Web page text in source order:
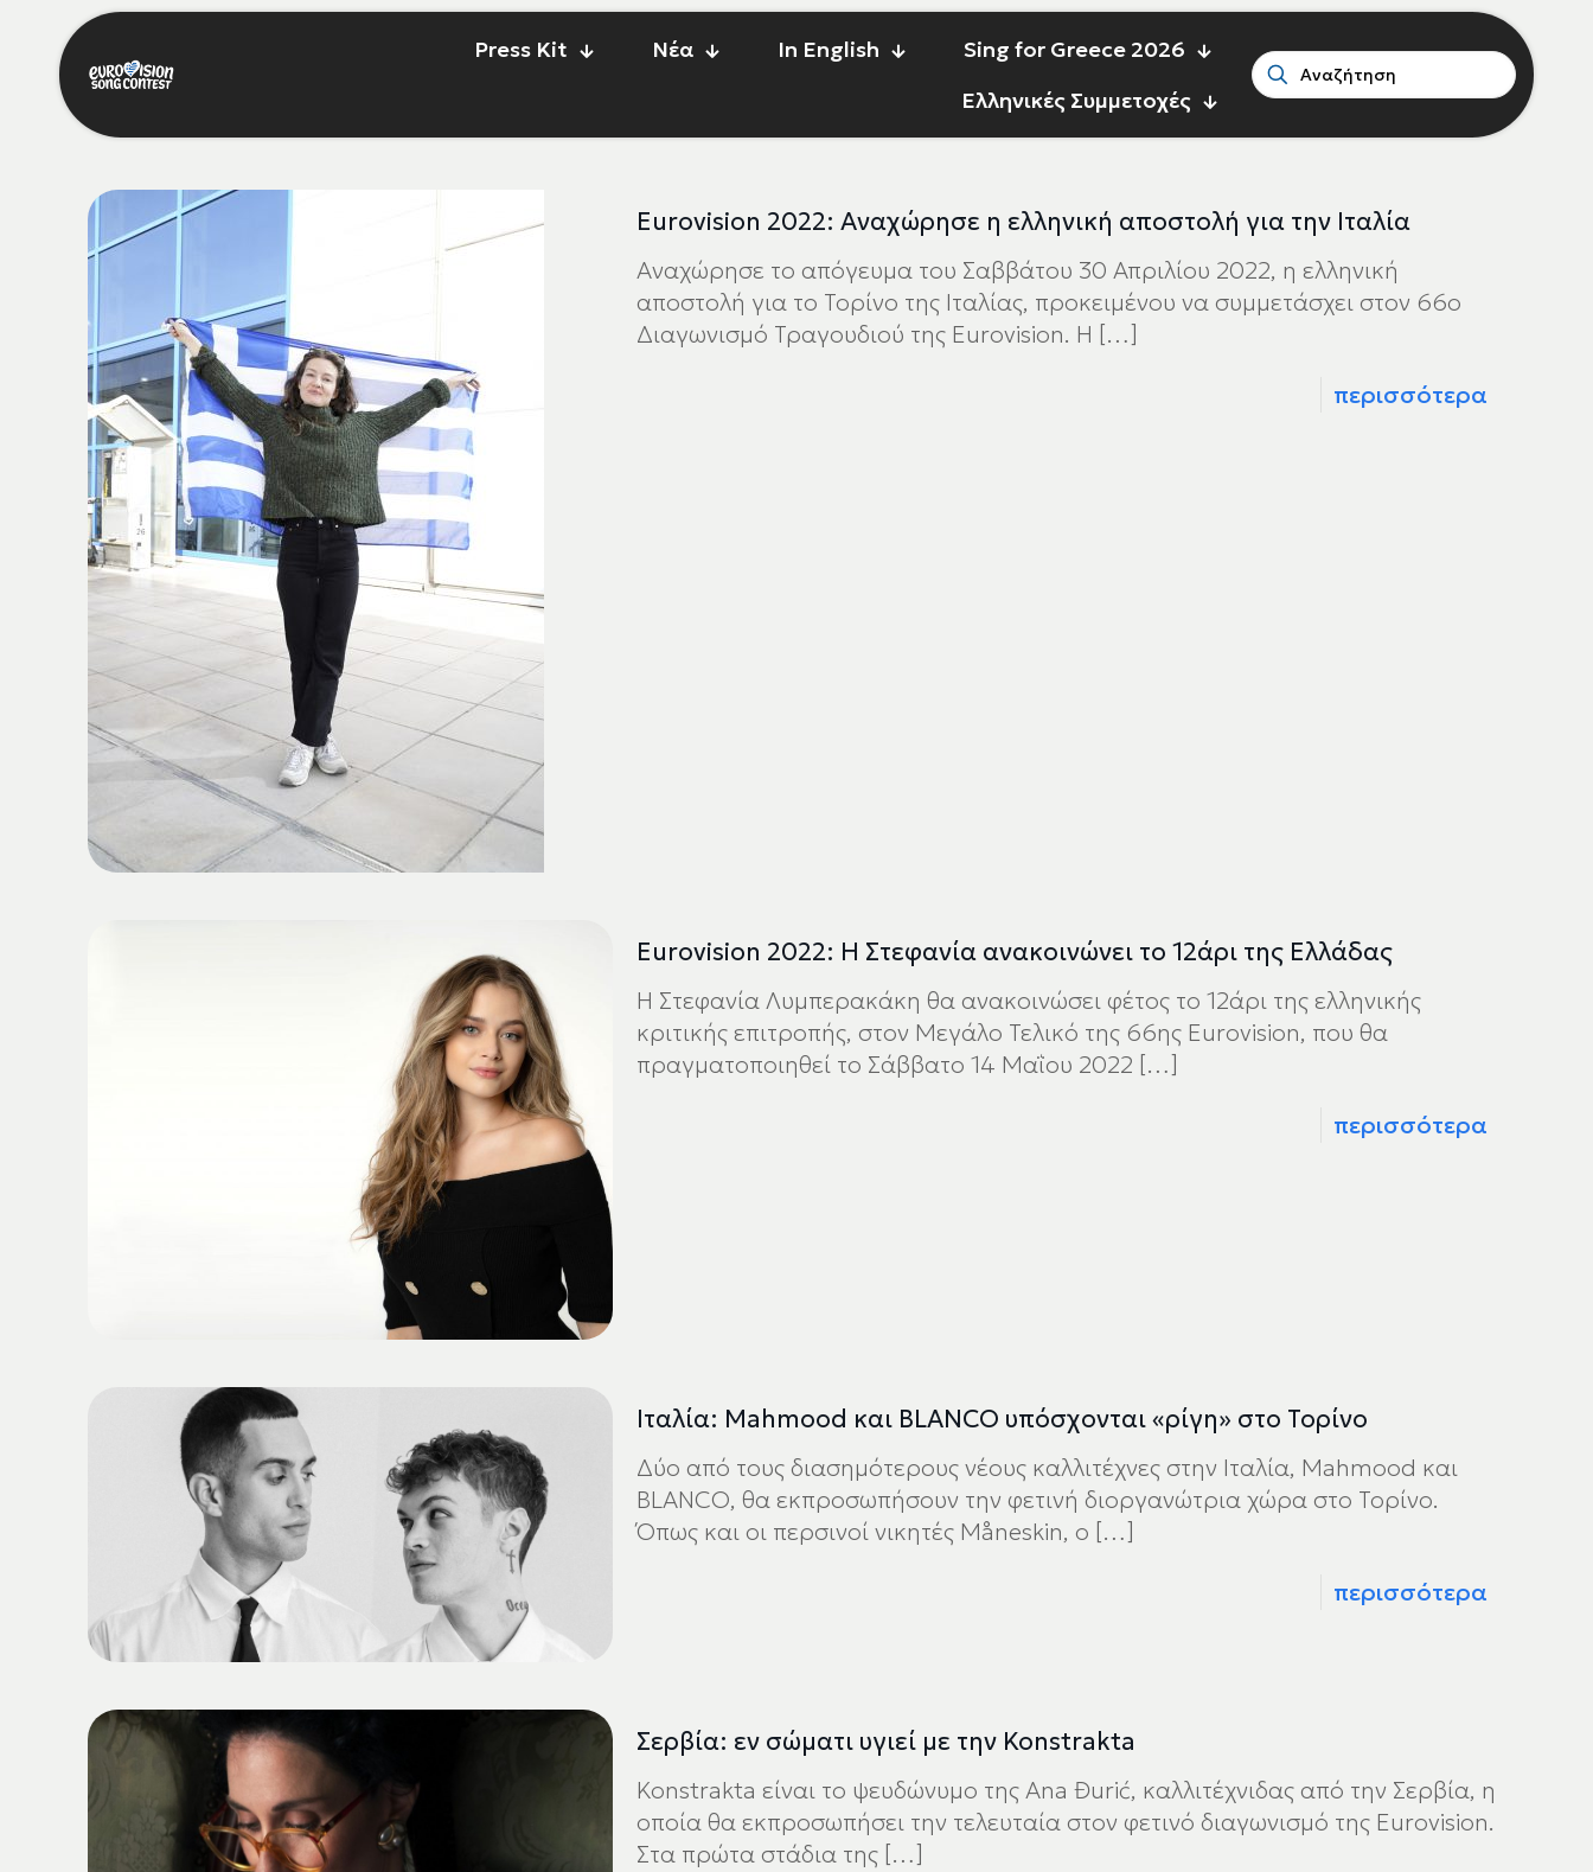
Press Kit Νέα In English
Sing for Greece 2026
Ελληνικές Συμμετοχές
Eurovision 2022: Αναχώρησε η ελληνική αποστολή για την Ιταλία
Αναχώρησε το απόγευμα του Σαββάτου 30 Απριλίου 2022, η ελληνική
αποστολή για το Τορίνο της Ιταλίας, προκειμένου να συμμετάσχει στον 66ο
Διαγωνισμό Τραγουδιού της Eurovision. Η […]
περισσότερα
Eurovision 2022: Η Στεφανία ανακοινώνει το 12άρι της Ελλάδας
Η Στεφανία Λυμπερακάκη θα ανακοινώσει φέτος το 12άρι της ελληνικής
κριτικής επιτροπής, στον Μεγάλο Τελικό της 66ης Eurovision, που θα
πραγματοποιηθεί το Σάββατο 14 Μαΐου 2022 […]
περισσότερα
Ιταλία: Mahmood και BLANCO υπόσχονται «ρίγη» στο Τορίνο
Δύο από τους διασημότερους νέους καλλιτέχνες στην Ιταλία, Mahmood και
BLANCO, θα εκπροσωπήσουν την φετινή διοργανώτρια χώρα στο Τορίνο.
Όπως και οι περσινοί νικητές Måneskin, o […]
περισσότερα
Σερβία: εν σώματι υγιεί με την Konstrakta
Konstrakta είναι το ψευδώνυμο της Ana Đurić, καλλιτέχνιδας από την Σερβία, η
οποία θα εκπροσωπήσει την τελευταία στον φετινό διαγωνισμό της Eurovision.
Στα πρώτα στάδια της[…]